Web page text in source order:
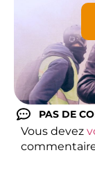
PAS DE
Vous devez